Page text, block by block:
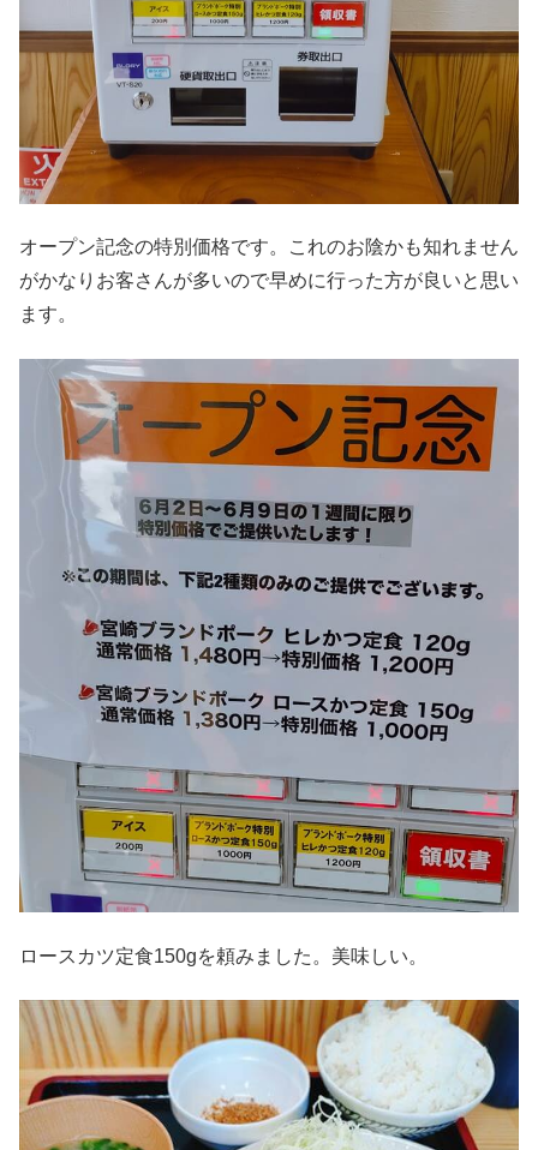
オープン記念の特別価格です。これのお陰かも知れません
がかなりお客さんが多いので早めに行った方が良いと思い
ます。
ロースカツ定食150gを頼みました。美味しい。